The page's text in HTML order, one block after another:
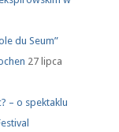
du Seum”
27 lipca
– o spektaklu